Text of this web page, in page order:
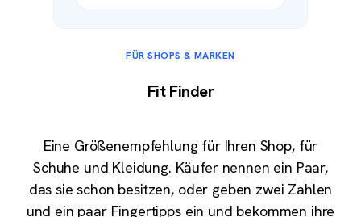
FÜR SHOPS & MARKEN
Fit Finder
Eine Größenempfehlung für Ihren Shop, für
Schuhe und Kleidung. Käufer nennen ein Paar,
das sie schon besitzen, oder geben zwei Zahlen
und ein paar Fingertipps ein und bekommen ihre